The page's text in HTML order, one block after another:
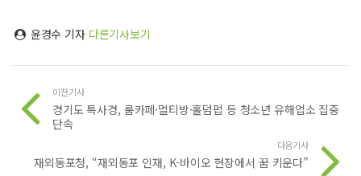
윤경수 기자 다른기사보기
이전기사
경기도 특사경, 룸카페·멀티방·홀덤펍 등 청소년 유해업소 집중
단속
다음기사
재외동포청, “재외동포 인재, K-바이오 현장에서 꿈 키운다”